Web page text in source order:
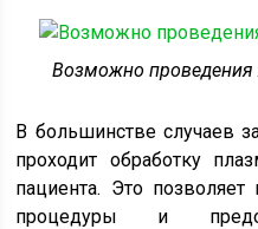
Возможно проведения
В большинстве случаев
проходит обработку
пациента. Это позволяет
процедуры и